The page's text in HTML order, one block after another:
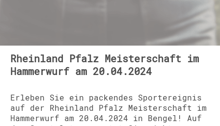
Rheinland Pfalz Meisterschaft im
Hammerwurf am 20.04.2024
Erleben Sie ein packendes Sportereignis
auf der Rheinland Pfalz Meisterschaft im
Hammerwurf am 20.04.2024 in Bengel! Auf